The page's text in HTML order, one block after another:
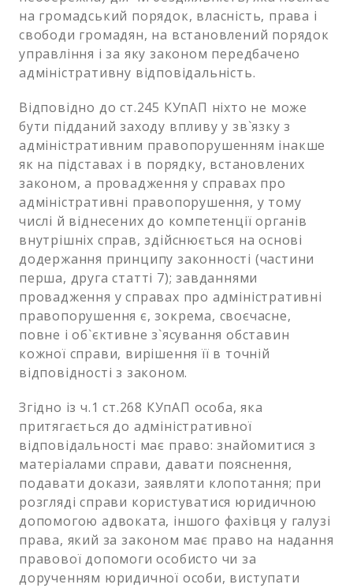
на громадський порядок, власність, права і
свободи громадян, на встановлений порядок
управління і за яку законом передбачено
адміністративну відповідальність.
Відповідно до ст.245 КУпАП ніхто не може
бути підданий заходу впливу у зв`язку з
адміністративним правопорушенням інакше
як на підставах і в порядку, встановлених
законом, а провадження у справах про
адміністративні правопорушення, у тому
числі й віднесених до компетенції органів
внутрішніх справ, здійснюється на основі
додержання принципу законності (частини
перша, друга статті 7); завданнями
провадження у справах про адміністративні
правопорушення є, зокрема, своєчасне,
повне і об`єктивне з`ясування обставин
кожної справи, вирішення її в точній
відповідності з законом.
Згідно із ч.1 ст.268 КУпАП особа, яка
притягається до адміністративної
відповідальності має право: знайомитися з
матеріалами справи, давати пояснення,
подавати докази, заявляти клопотання; при
розгляді справи користуватися юридичною
допомогою адвоката, іншого фахівця у галузі
права, який за законом має право на надання
правової допомоги особисто чи за
дорученням юридичної особи, виступати